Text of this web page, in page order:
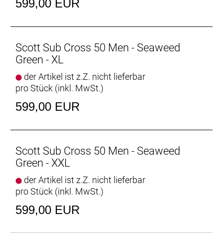
599,00 EUR
Scott Sub Cross 50 Men - Seaweed
Green - XL
der Artikel ist z.Z. nicht lieferbar
pro Stück (inkl. MwSt.)
599,00 EUR
Scott Sub Cross 50 Men - Seaweed
Green - XXL
der Artikel ist z.Z. nicht lieferbar
pro Stück (inkl. MwSt.)
599,00 EUR